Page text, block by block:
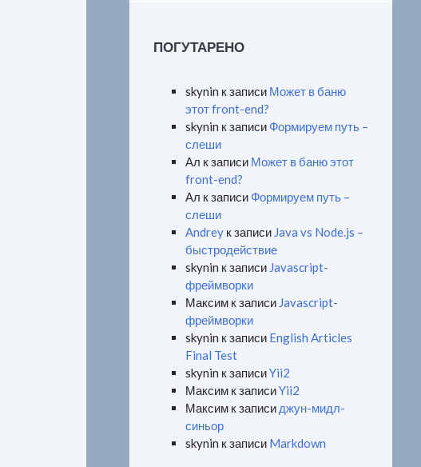
ПОГУТАРЕНО
skynin к записи Может в баню
этот front-end?
skynin к записи Формируем путь –
слеши
Ал к записи Может в баню этот
front-end?
Ал к записи Формируем путь –
слеши
Andreyк записи Java vs Node.js –
быстродействие
skynin к записи Javascript-
фреймворки
Максимк записи Javascript-
фреймворки
skynin к записи English Articles
Final Test
skynin к записиYii2
Максимк записиYii2
Максимк записи джун-мидл-
синьор
skynin к записи Markdown